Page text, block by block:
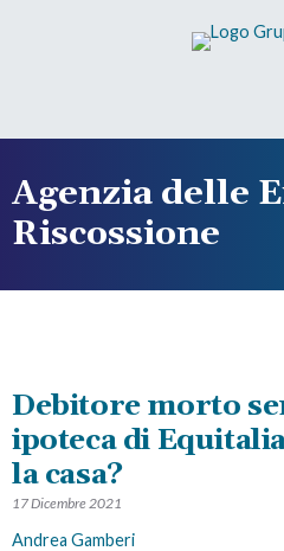
Agenzia delle
Riscossione
Debitore morto
ipoteca di
la casa?
17 Dicembre 2021
Andrea Gamberi